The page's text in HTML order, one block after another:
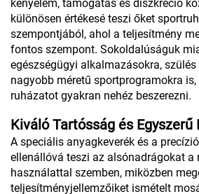
kényelem, támogatás és diszkréció
különösen értékesé teszi őket
szempontjából, ahol a teljesítmény
fontos szempont. Sokoldalúságuk
egészségügyi alkalmazásokra,
nagyobb méretű sportprogramokra
ruházatot gyakran nehéz beszerezni.
Kiváló Tartósság és
A speciális anyagkeverék és a
ellenállóvá teszi az alsónadrágokat a
használattal szemben, miközben
teljesítményjellemzőiket ismételt